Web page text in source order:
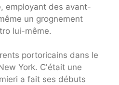
employant des avant-
un grognement
lui-même.
portoricains dans le
York. C'était une
a fait ses débuts